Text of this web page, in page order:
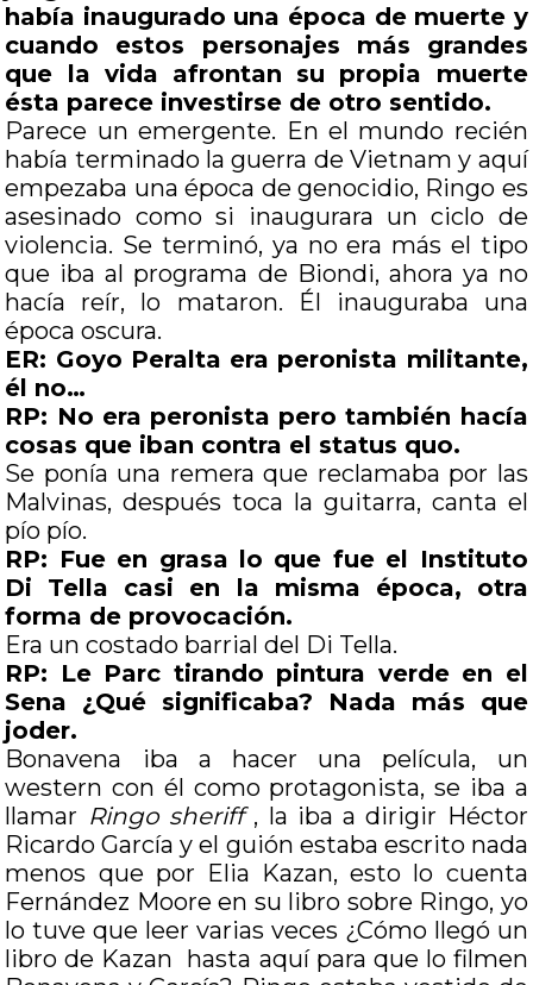
había inaugurado una época de muerte y
cuando estos personajes más grandes
que la vida afrontan su propia muerte
ésta parece investirse de otro sentido.
Parece un emergente. En el mundo recién
había terminado la guerra de Vietnam y aquí
empezaba una época de genocidio, Ringo es
asesinado como si inaugurara un ciclo de
violencia. Se terminó, ya no era más el tipo
que iba al programa de Biondi, ahora ya no
hacía reír, lo mataron. Él inauguraba una
época oscura.
ER: Goyo Peralta era peronista militante,
él no…
RP: No era peronista pero también hacía
cosas que iban contra el status quo.
Se ponía una remera que reclamaba por las
Malvinas, después toca la guitarra, canta el
pío pío.
RP: Fue en grasa lo que fue el Instituto
Di Tella casi en la misma época, otra
forma de provocación.
Era un costado barrial del Di Tella.
RP: Le Parc tirando pintura verde en el
Sena ¿Qué significaba? Nada más que
joder.
Bonavena iba a hacer una película, un
western con él como protagonista, se iba a
llamar Ringo sheriff , la iba a dirigir Héctor
Ricardo García y el guión estaba escrito nada
menos que por Elia Kazan, esto lo cuenta
Fernández Moore en su libro sobre Ringo, yo
lo tuve que leer varias veces ¿Cómo llegó un
libro de Kazan hasta aquí para que lo filmen